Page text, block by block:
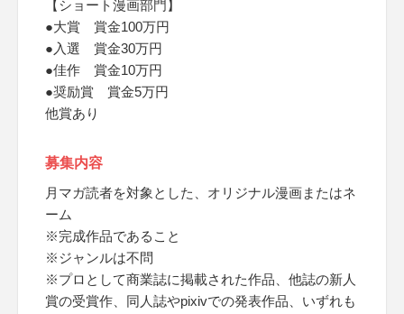
【ショート漫画部門】
●大賞 賞金100万円
●入選 賞金30万円
●佳作 賞金10万円
●奨励賞 賞金5万円
他賞あり
募集内容
月マガ読者を対象とした、オリジナル漫画またはネ
ーム
※完成作品であること
※ジャンルは不問
※プロとして商業誌に掲載された作品、他誌の新人
賞の受賞作、同人誌やpixivでの発表作品、いずれも